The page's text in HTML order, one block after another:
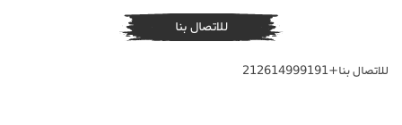
للاتصال بنا
للاتصال بنا+212614999191